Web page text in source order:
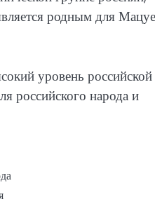
родным для
уровень российской
российского народа и